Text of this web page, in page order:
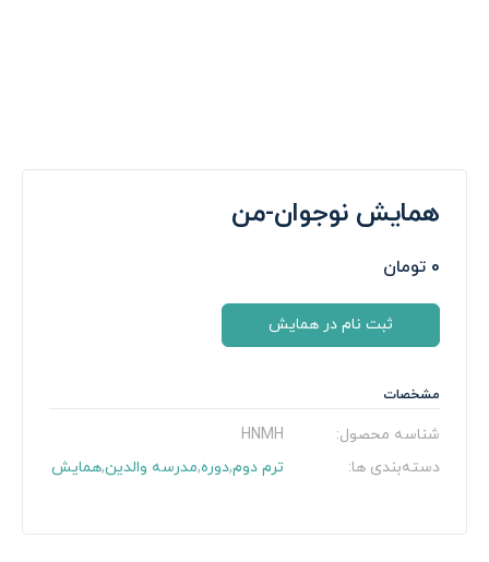
همایش نوجوان-من
0 تومان
ثبت نام در همایش
مشخصات
شناسه محصول:
HNMH
دسته‌بندی ‌ها:
ترم دوم,دوره,مدرسه والدین,همایش